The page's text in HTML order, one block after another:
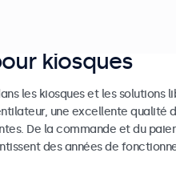
kiosques
les kiosques et les solutions
une excellente qualité
De la commande et du
des années de